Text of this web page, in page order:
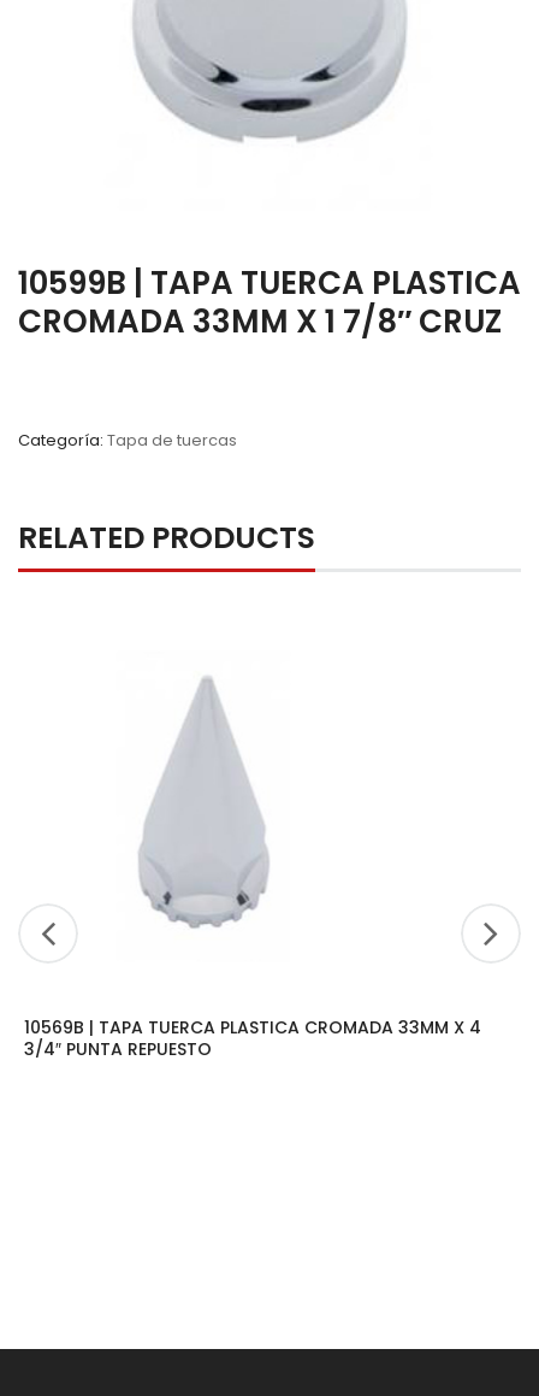
10599B | TAPA TUERCA PLASTICA
CROMADA 33MM X 1 7/8″ CRUZ
Categoría: Tapa de tuercas
RELATED PRODUCTS
10569B | TAPA TUERCA PLASTICA CROMADA 33MM X 4
3/4″ PUNTA REPUESTO